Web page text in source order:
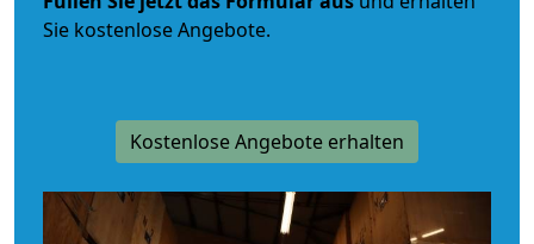
Sie kostenlose Angebote.
Kostenlose Angebote erhalten